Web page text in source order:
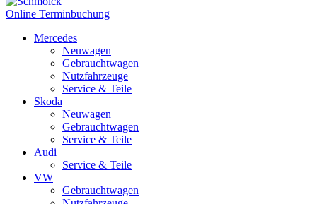
Online Terminbuchung
Mercedes
Neuwagen
Gebrauchtwagen
Nutzfahrzeuge
Service & Teile
Skoda
Neuwagen
Gebrauchtwagen
Service & Teile
Audi
Service & Teile
VW
Gebrauchtwagen